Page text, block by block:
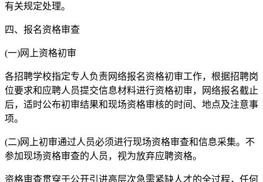
有关规定处理。
四、报名资格审查
(一)网上资格初审
各招聘学校指定专人负责网络报名资格初审工作，根据招聘岗
位要求和应聘人员提交信息材料进行资格初审，网络报名截止
后，适时公布初审结果和现场资格审核的时间、地点及注意事
项。
(二)网上初审通过人员必须进行现场资格审查和信息采集。不
参加现场资格审查的人员，视为放弃应聘资格。
资格审查贯穿于公开引进高层次急需紧缺人才的全过程，任何